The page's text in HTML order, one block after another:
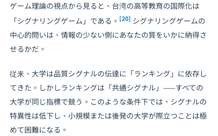
ゲーム理論の視点から見ると、台湾の高等教育の国際化は
「シグナリングゲーム」である。 [20] シグナリングゲームの
中心的問いは、情報の少ない側にあなたの質をいかに納得さ
せるかだ。
従来、大学は品質シグナルの伝達に「ランキング」に依存し
てきた。しかしランキングは「共通シグナル」——すべての
大学が同じ指標で競う。このような条件下では、シグナルの
特異性は低下し、小規模または後発の大学が際立つことは極
めて困難になる。